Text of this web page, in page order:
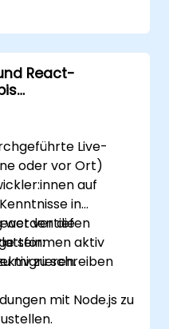
mit Docker und
bereitstellen.
Microservices
React-
Live-
oder vor Ort)
auf
in
vertiefen
aktiv
migrieren.
werden die
sein:
zu schreiben
mit Node.js zu